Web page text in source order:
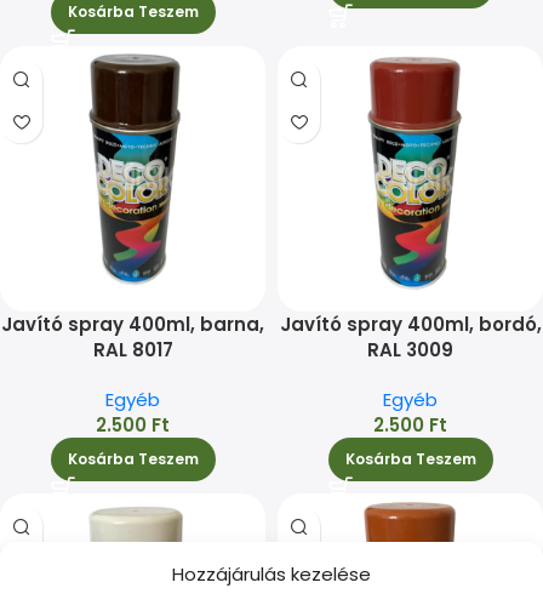
Hozzájárulás kezelése
Kosárba Teszem
Javító spray 400ml, barna,
RAL 8017
Egyéb
2.500 Ft
Kosárba Teszem
Javító spray 400ml, bordó,
RAL 3009
Egyéb
2.500 Ft
Kosárba Teszem